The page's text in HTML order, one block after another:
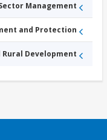
Public Sector Management
and Protection
and Rural Development